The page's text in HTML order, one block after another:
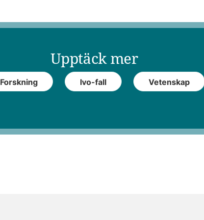
Upptäck mer
Forskning Ivo-fall Vetenskap